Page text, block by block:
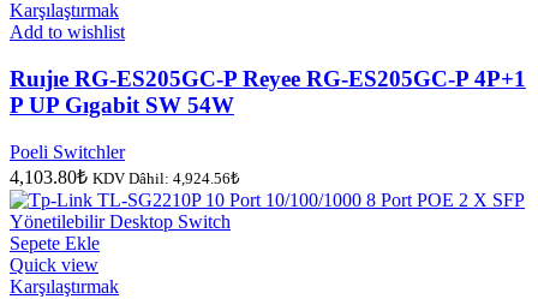
Karşılaştırmak
Add to wishlist
Ruıjıe RG-ES205GC-P Reyee RG-ES205GC-P 4P+1
P UP Gıgabit SW 54W
Poeli Switchler
4,103.80₺ KDV Dâhil: 4,924.56₺
Sepete Ekle
Quick view
Karşılaştırmak